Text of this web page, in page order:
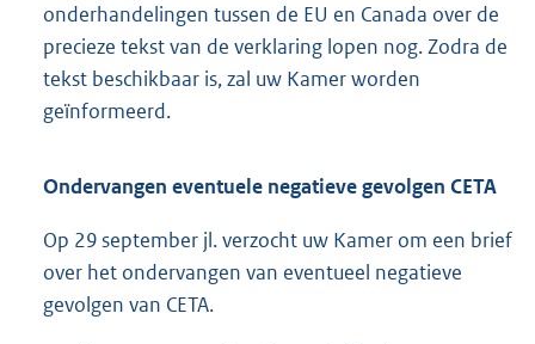
onderhandelingen tussen de EU en Canada over de
precieze tekst van de verklaring lopen nog. Zodra de
tekst beschikbaar is, zal uw Kamer worden
geïnformeerd.
Ondervangen eventuele negatieve gevolgen CETA
Op 29 september jl. verzocht uw Kamer om een brief
over het ondervangen van eventueel negatieve
gevolgen van CETA.